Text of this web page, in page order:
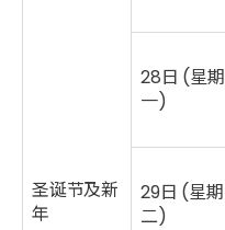
圣诞节及新
年
28日 (星期
一)
29日 (星期
二)